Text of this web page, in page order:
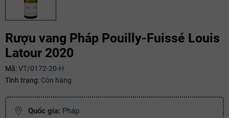
Rượu vang Pháp Pouilly-Fuissé Louis
Latour 2020
Mã:VT/0172-20-H
Tình trạng: Còn hàng
Quốc gia: Pháp
Ngày hết hạn:
Điều kiện: